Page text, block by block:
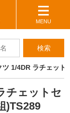
MENU
検索
ツ 1/4DR ラチェッ
チェットセ
)TS289